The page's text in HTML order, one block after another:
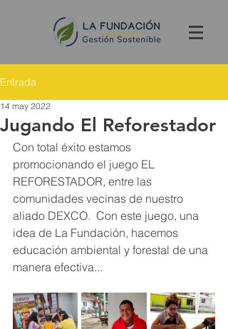
Entrada
Jugando El Reforestador
14 may 2022
Con total éxito estamos
promocionando el juego EL
REFORESTADOR, entre las
comunidades vecinas de nuestro
aliado DEXCO.  Con este juego, una
idea de La Fundación, hacemos
educación ambiental y forestal de una
manera efectiva...